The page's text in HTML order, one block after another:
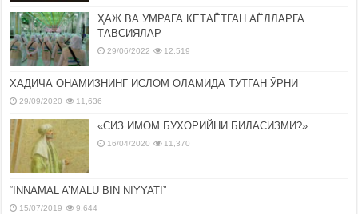
ҲАЖ ВА УМРАГА КЕТАЁТГАН АЁЛЛАРГА
ТАВСИЯЛАР
29/06/2022 12,519
ХАДИЧА ОНАМИЗНИНГ ИСЛОМ ОЛАМИДА ТУТГАН ЎРНИ
29/09/2020 11,636
«СИЗ ИМОМ БУХОРИЙНИ БИЛАСИЗМИ?»
16/04/2020 11,370
“INNAMAL A’MALU BIN NIYYATI”
15/07/2019 9,644